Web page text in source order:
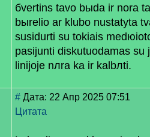
бvertins tavo bыdа ir norа
bыrelio ar klubo nustatytа
susidurti su tokiais
pasijunti diskutuodamas
linijoje nлra kа ir kalbлti.
# Дата: 22 Апр 2025 07:51
Цитата